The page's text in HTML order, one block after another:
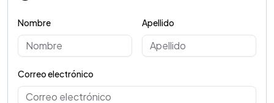
Nombre Apellido
Correo electrónico